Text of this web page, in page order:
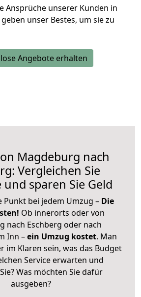
Ansprüche unserer Kunden in
unser Bestes, um sie zu
Angebote erhalten
Magdeburg nach
Vergleichen Sie
sparen Sie Geld
Punkt bei jedem Umzug – Die
Ob innerorts oder von
nach Eschberg oder nach
Inn –ein Umzug kostet. Man
im Klaren sein, was das Budget
Service erwarten und
Was möchten Sie dafür
ausgeben?